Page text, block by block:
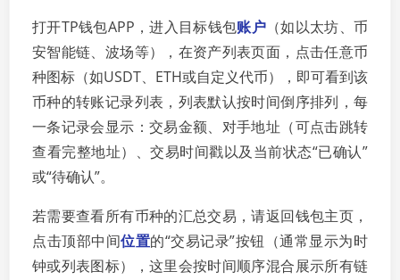
打开TP钱包APP，进入目标钱包账户 （如以太坊、币
安智能链、波场等），在资产列表页面，点击任意币
种图标（如USDT、ETH或自定义代币），即可看到该
币种的转账记录列表，列表默认按时间倒序排列，每
一条记录会显示：交易金额、对手地址（可点击跳转
查看完整地址）、交易时间戳以及当前状态“已确认”
或“待确认”。
若需要查看所有币种的汇总交易，请返回钱包主页，
点击顶部中间位置的“交易记录”按钮（通常显示为时
钟或列表图标），这里会按时间顺序混合展示所有链